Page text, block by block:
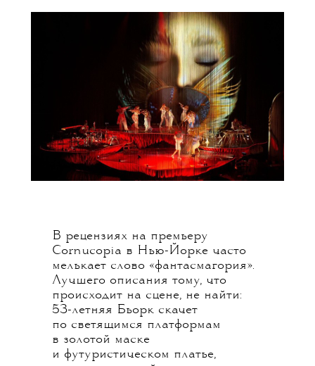
В рецензиях на премьеру
Cornucopia в Нью-Йорке часто
мелькает слово «фантасмагория».
Лучшего описания тому, что
происходит на сцене, не найти:
53-летняя Бьорк скачет
по светящимся платформам
в золотой маске
и футуристическом платье,